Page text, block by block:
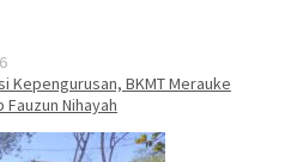
Kepengurusan, BKMT Merauke
Nihayah